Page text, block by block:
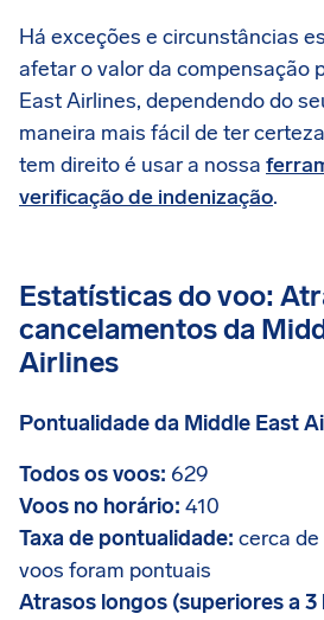
Há exceções e circunstâncias
afetar o valor da compensação
East Airlines, dependendo do
maneira mais fácil de ter
tem direito é usar a nossa
verificação de indenização.
Estatísticas do voo:
cancelamentos da
Airlines
Pontualidade da Middle East
Todos os voos: 629
Voos no horário: 410
Taxa de pontualidade: cerca de
voos foram pontuais
Atrasos longos (superiores a 3